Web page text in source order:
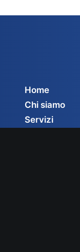
Home
Chi siamo
Servizi